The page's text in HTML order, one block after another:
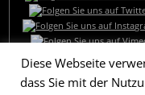
Diese Webseite
dass Sie mit der